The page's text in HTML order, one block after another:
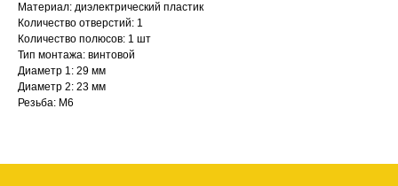
Материал: диэлектрический пластик
Количество отверстий: 1
Количество полюсов: 1 шт
Тип монтажа: винтовой
Диаметр 1: 29 мм
Диаметр 2: 23 мм
Резьба: М6